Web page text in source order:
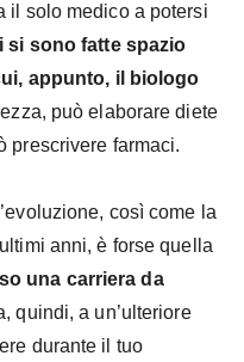
il solo medico a potersi
si sono fatte spazio
appunto, il biologo
può elaborare diete
prescrivere farmaci.
così come la
anni, è forse quella
una carriera da
quindi, a un’ulteriore
durante il tuo